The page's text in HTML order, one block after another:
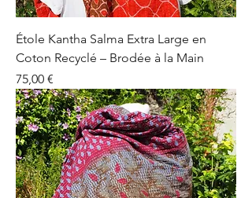
Étole Kantha Salma Extra Large en
Coton Recyclé – Brodée à la Main
Prix
75,00 €